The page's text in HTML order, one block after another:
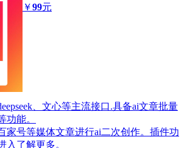
￥99元
、文心等主流接口.具备ai文章批量
功能。
家号等媒体文章进行ai二次创作。插件功
入了解更多。